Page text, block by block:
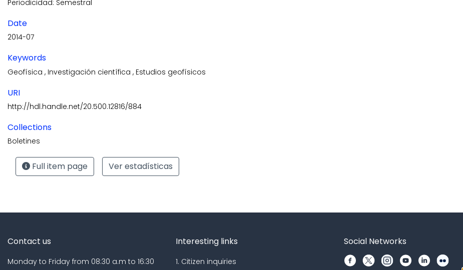
Periodicidad: Semestral
Date
2014-07
Keywords
Geofísica , Investigación científica , Estudios geofísicos
URI
http://hdl.handle.net/20.500.12816/884
Collections
Boletines
Full item page Ver estadísticas
Contact us
Monday to Friday from 08:30 a.m to 16:30
Interesting links
1. Citizen inquiries
Social Networks